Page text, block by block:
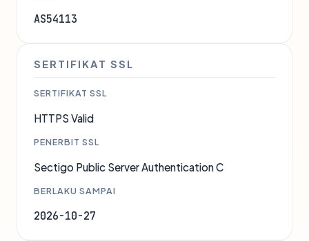
AS54113
SERTIFIKAT SSL
SERTIFIKAT SSL
HTTPS Valid
PENERBIT SSL
Sectigo Public Server Authentication C
BERLAKU SAMPAI
2026-10-27